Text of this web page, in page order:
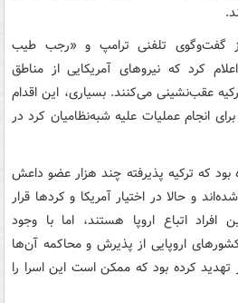
گفت‌وگوی تلفنی ترامپ و «رجب طیب
کرد که نیروهای آمریکایی از مناطق
عقب‌نشینی می‌کنند. بسیاری، این اقدام
انجام عملیات علیه شبه‌نظامیان کرد در
بود که ترکیه پذیرفته چند هزار عضو داعش
و حالا در اختیار آمریکا و کردها قرار
افراد اتباع اروپا هستند، اما با وجود
اروپایی از پذیرش و محاکمه آن‌ها
تهدید کرده بود که ممکن است این اسرا را